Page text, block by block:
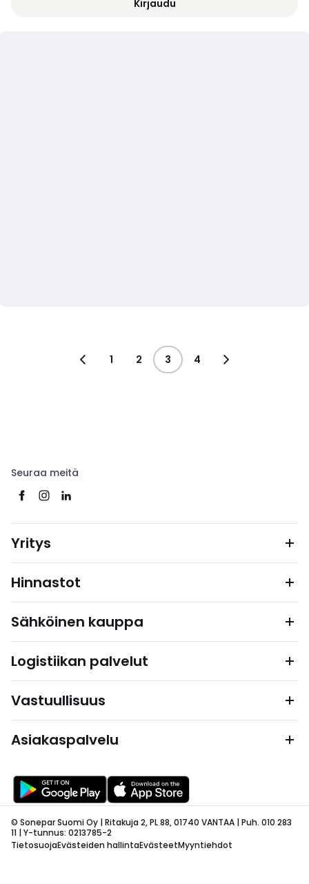
Kirjaudu
1 2 3 4
Seuraa meitä
Yritys
Hinnastot
Sähköinen kauppa
Logistiikan palvelut
Vastuullisuus
Asiakaspalvelu
© Sonepar Suomi Oy | Ritakuja 2, PL 88, 01740 VANTAA | Puh. 010 283
11 | Y-tunnus: 0213785-2
TietosuojaEvästeiden hallintaEvästeetMyyntiehdot